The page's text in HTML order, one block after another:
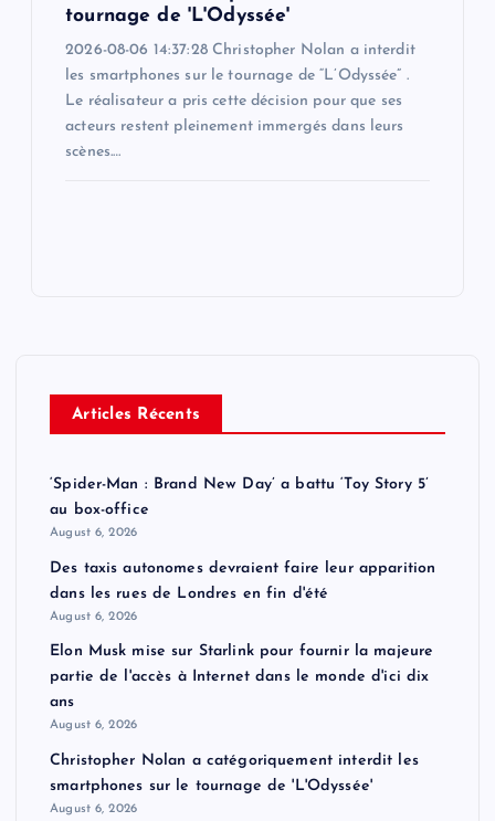
tournage de 'L'Odyssée'
2026-08-06 14:37:28 Christopher Nolan a interdit
les smartphones sur le tournage de “L’Odyssée” .
Le réalisateur a pris cette décision pour que ses
acteurs restent pleinement immergés dans leurs
scènes.…
Articles Récents
‘Spider-Man : Brand New Day’ a battu ‘Toy Story 5’
au box-office
August 6, 2026
Des taxis autonomes devraient faire leur apparition
dans les rues de Londres en fin d'été
August 6, 2026
Elon Musk mise sur Starlink pour fournir la majeure
partie de l'accès à Internet dans le monde d'ici dix
ans
August 6, 2026
Christopher Nolan a catégoriquement interdit les
smartphones sur le tournage de 'L'Odyssée'
August 6, 2026